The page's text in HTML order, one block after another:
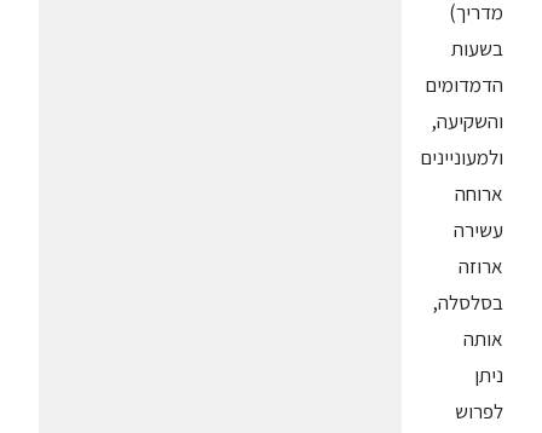
מדריך)
בשעות
הדמדומים
והשקיעה,
ולמעוניינים
ארוחה
עשירה
ארוזה
בסלסלה,
אותה
ניתן
לפרוש